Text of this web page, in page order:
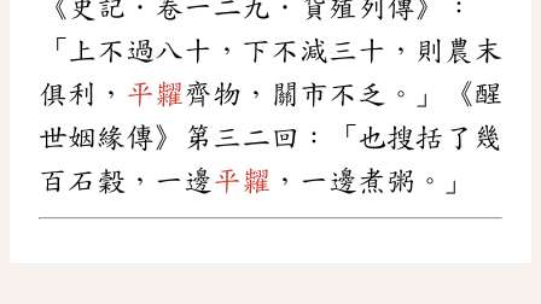
《史記．卷一二九．貨殖列傳》：
「上不過八十，下不減三十，則農末
俱利， 平糶齊物，關市不乏。」《醒
世姻緣傳》第三二回：「也搜括了幾
百石穀，一邊平糶 ，一邊煮粥。」